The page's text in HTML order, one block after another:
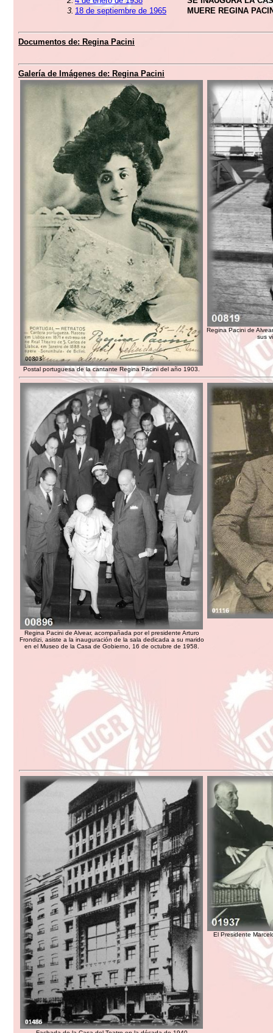
3. 18 de septiembre de 1965 MUERE REGINA
Documentos de: Regina Pacini
Galería de Imágenes de: Regina Pacini
Postal portuguesa de la cantante Regina Pacini del año 1903.
Regina Pacini de
sus
Regina Pacini de Alvear, acompañada por el presidente Arturo
Frondizi, asiste a la inauguración de la sala dedicada a su marido
en el Museo de la Casa de Gobierno, 16 de octubre de 1958.
El Presidente